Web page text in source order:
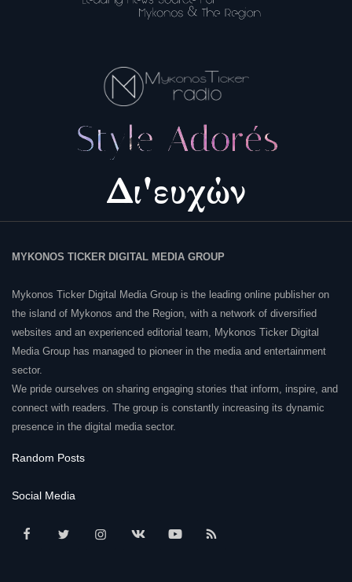
MYKONOS TICKER DIGITAL MEDIA GROUP
Mykonos Ticker Digital Media Group is the leading online publisher on
the island of Mykonos and the Region, with a network of diversified
websites and an experienced editorial team, Mykonos Ticker Digital
Media Group has managed to pioneer in the media and entertainment
sector.
We pride ourselves on sharing engaging stories that inform, inspire, and
connect with readers. The group is constantly increasing its dynamic
presence in the digital media sector.
Random Posts
Social Media